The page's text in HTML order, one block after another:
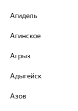
Агидель
Агинское
Агрыз
Адыгейск
Азов